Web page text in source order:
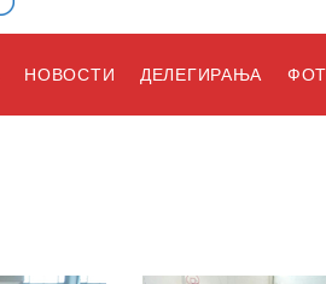
НОВОСТИ ДЕЛЕГИРАЊА